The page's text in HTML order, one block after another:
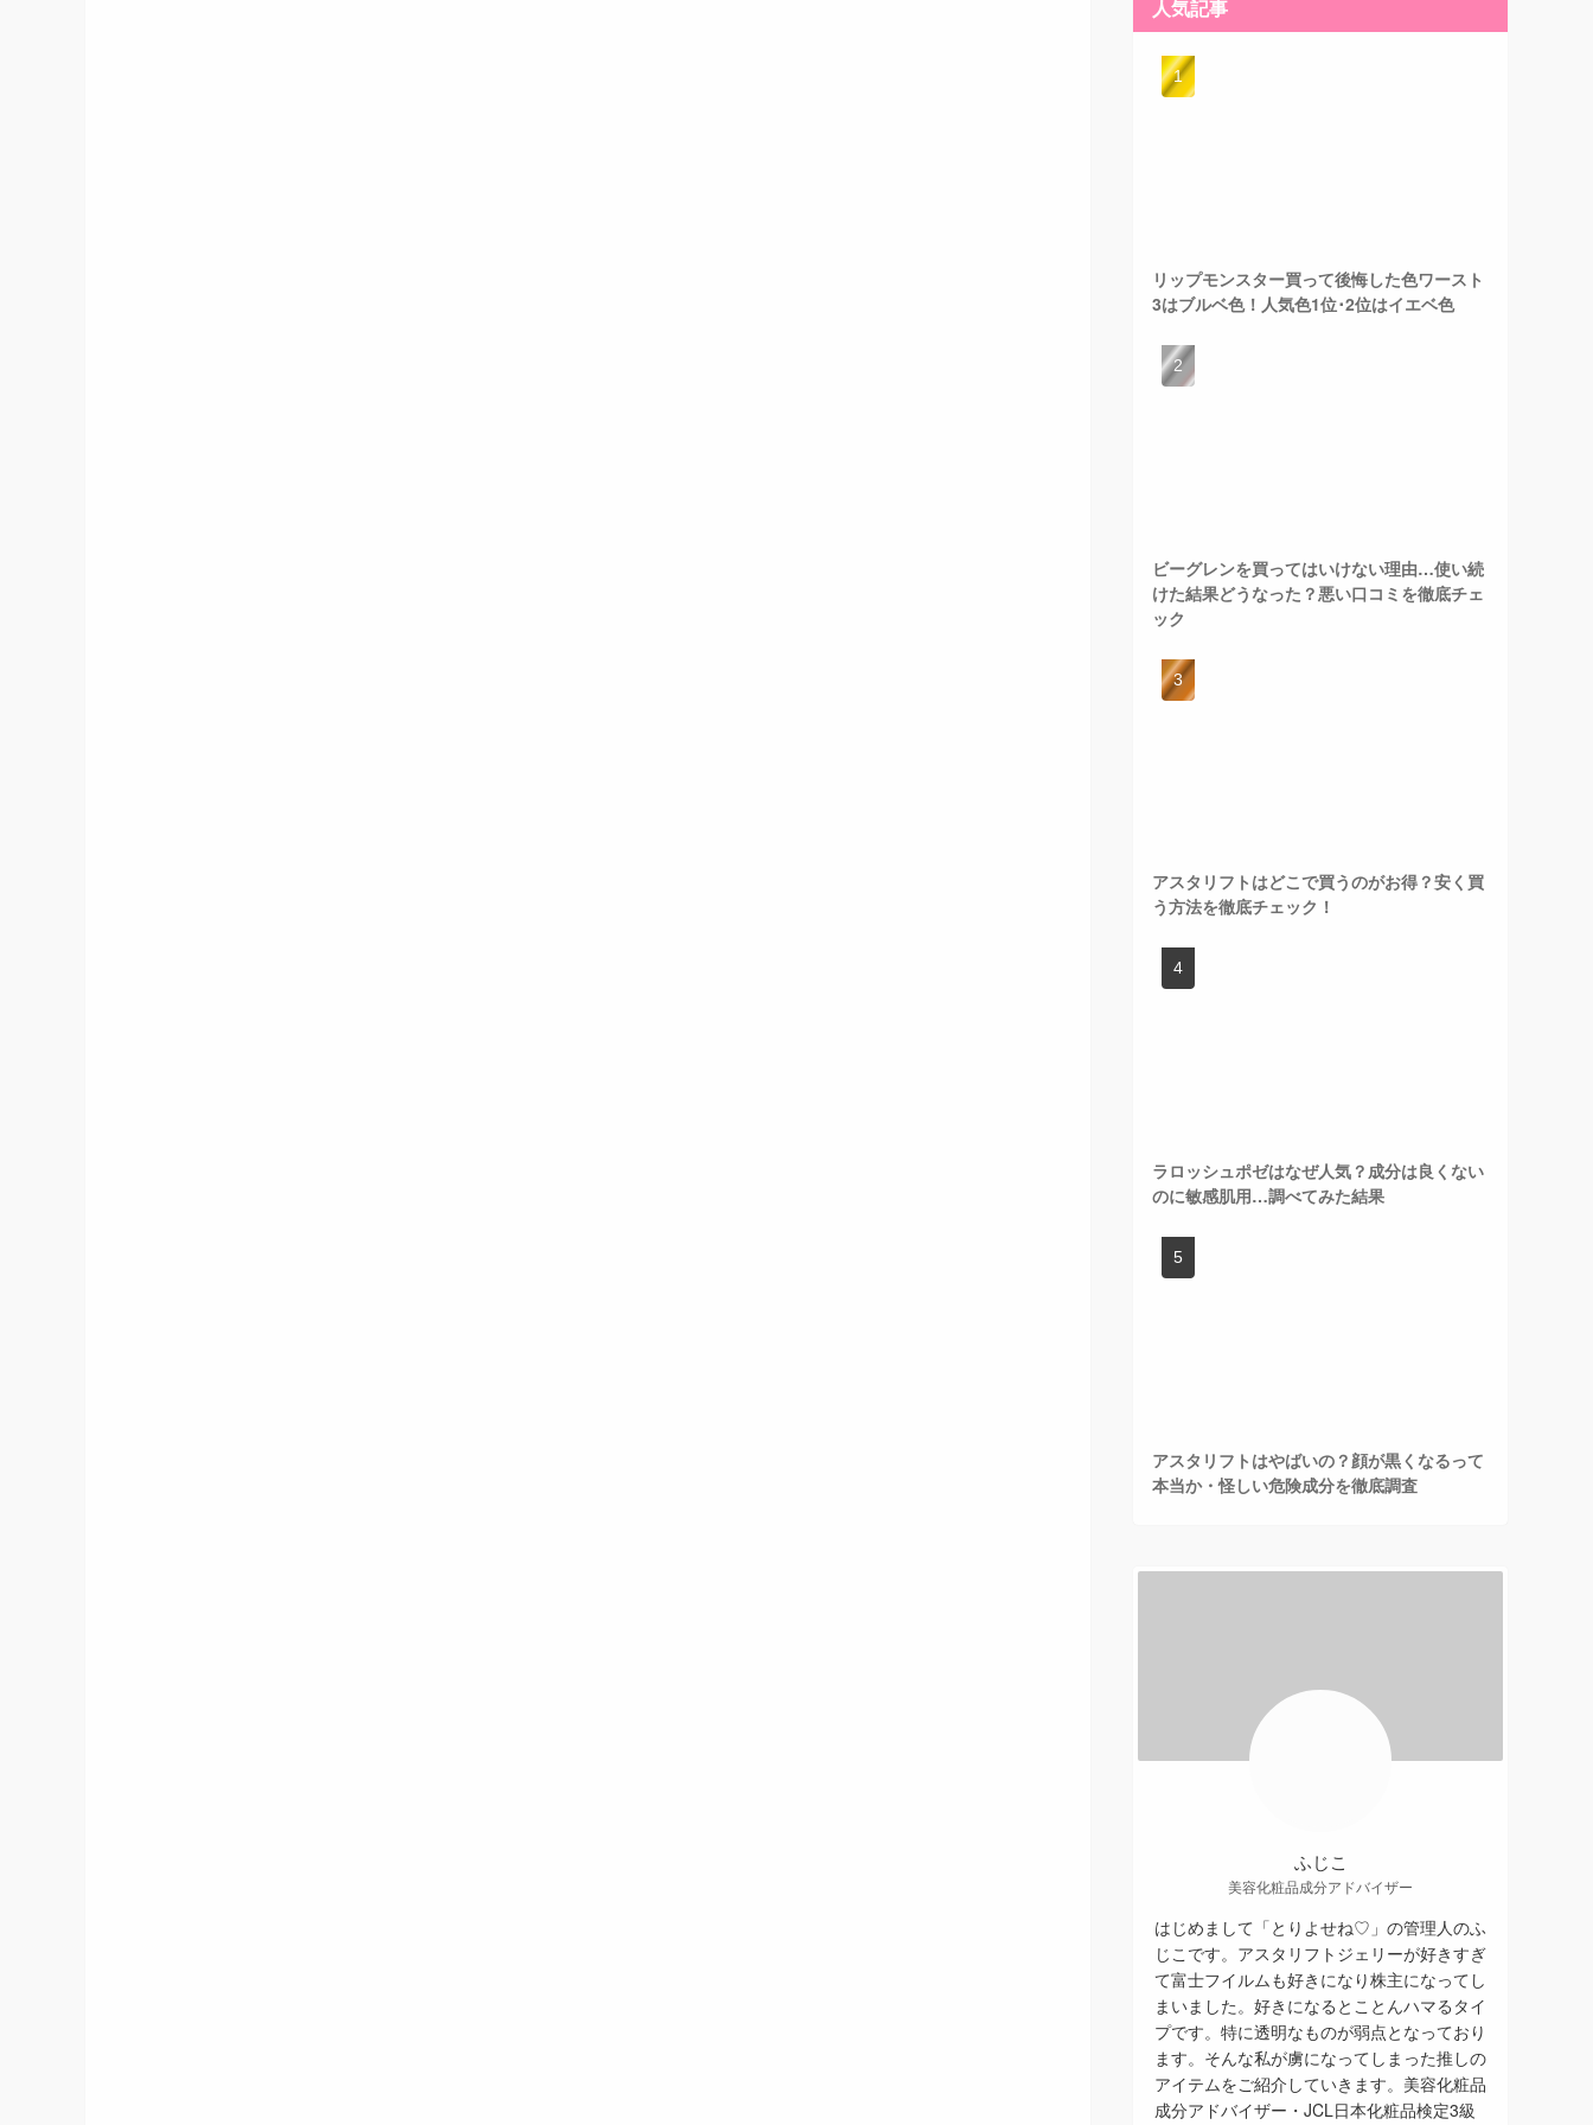
人気記事
リップモンスター買って後悔した色ワースト
3はブルベ色！人気色1位･2位はイエベ色
ビーグレンを買ってはいけない理由…使い続
けた結果どうなった？悪い口コミを徹底チェ
ック
アスタリフトはどこで買うのがお得？安く買
う方法を徹底チェック！
ラロッシュポゼはなぜ人気？成分は良くない
のに敏感肌用…調べてみた結果
アスタリフトはやばいの？顔が黒くなるって
本当か・怪しい危険成分を徹底調査
ふじこ
美容化粧品成分アドバイザー
はじめまして「とりよせね♡」の管理人のふ
じこです。アスタリフトジェリーが好きすぎ
て富士フイルムも好きになり株主になってし
まいました。好きになるとことんハマるタイ
プです。特に透明なものが弱点となっており
ます。そんな私が虜になってしまった推しの
アイテムをご紹介していきます。美容化粧品
成分アドバイザー・JCL日本化粧品検定3級